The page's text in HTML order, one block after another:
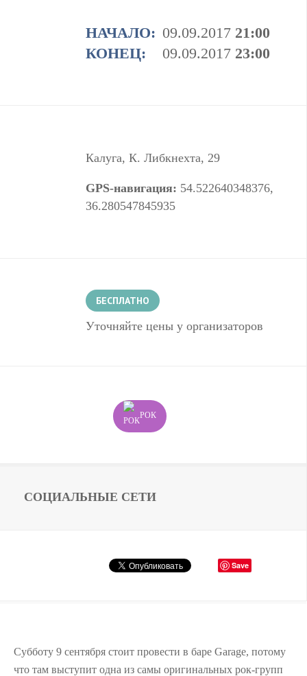
юмористические зарисовки от фронтмена в
стиле stand up, много общения с залом и
Есть несколько событий в этом месте
НАЧАЛО: 09.09.2017 21:00
КОНЕЦ:
09.09.2017 23:00
Калуга, К. Либкнехта, 29
GPS-навигация: 54.522640348376,
36.280547845935
БЕСПЛАТНО
Уточняйте цены у организаторов
РОК
СОЦИАЛЬНЫЕ СЕТИ
Save
Субботу 9 сентября стоит провести в баре Garage, потому
что там выступит одна из самы оригинальных рок-групп